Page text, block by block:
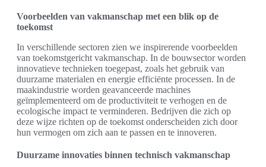
Voorbeelden van vakmanschap met een blik op de
toekomst
In verschillende sectoren zien we inspirerende voorbeelden
van toekomstgericht vakmanschap. In de bouwsector worden
innovatieve technieken toegepast, zoals het gebruik van
duurzame materialen en energie efficiënte processen. In de
maakindustrie worden geavanceerde machines
geïmplementeerd om de productiviteit te verhogen en de
ecologische impact te verminderen. Bedrijven die zich op
deze wijze richten op de toekomst onderscheiden zich door
hun vermogen om zich aan te passen en te innoveren.
Duurzame innovaties binnen technisch vakmanschap